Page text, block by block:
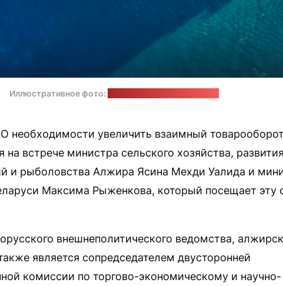
Иллюстративное фото:
О необходимости увеличить взаимный
на встрече министра сельского хозяйства, развития
и рыболовства Алжира Ясина Мехди Уалида и
Максима Рыженкова, который посещает эту
внешнеполитического ведомства,
является сопредседателем двусторонней
комиссии по торгово-экономическому и научно-